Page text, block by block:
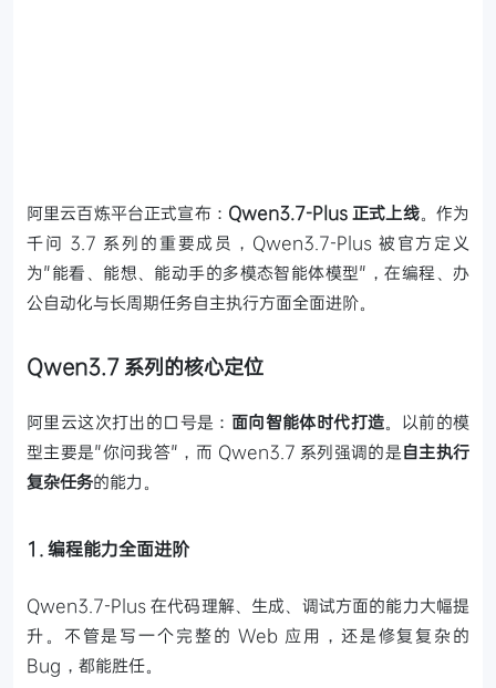
阿里云百炼平台正式宣布： Qwen3.7-Plus 正式上线。作为
千问 3.7 系列的重要成员，Qwen3.7-Plus 被官方定义
为"能看、能想、能动手的多模态智能体模型"，在编程、办
公自动化与长周期任务自主执行方面全面进阶。
Qwen3.7 系列的核心定位
阿里云这次打出的口号是： 面向智能体时代打造。以前的模
型主要是"你问我答"，而 Qwen3.7 系列强调的是自主执行
复杂任务的能力。
1. 编程能力全面进阶
Qwen3.7-Plus 在代码理解、生成、调试方面的能力大幅提
升。不管是写一个完整的 Web 应用，还是修复复杂的
Bug，都能胜任。